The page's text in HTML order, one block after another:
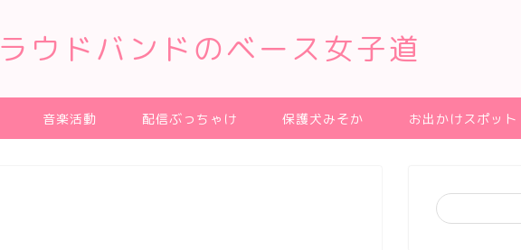
ラウドバンドのベース女子道
音楽活動 配信ぶっちゃけ 保護犬みそか お出かけスポット